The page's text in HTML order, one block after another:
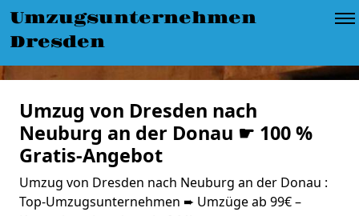
Umzugsunternehmen
Dresden
Umzug von Dresden nach
Neuburg an der Donau ☛ 100 %
Gratis-Angebot
Umzug von Dresden nach Neuburg an der Donau :
Top-Umzugsunternehmen ➨ Umzüge ab 99€ –